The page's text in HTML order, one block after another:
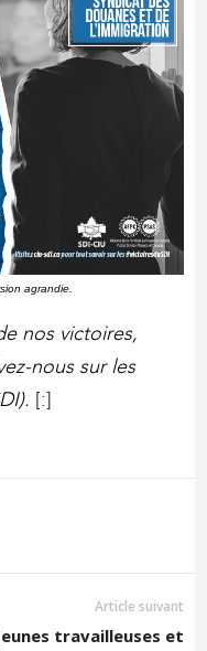
agrandie.
nos victoires,
nous sur les
[:]
Article suivant
travailleuses et